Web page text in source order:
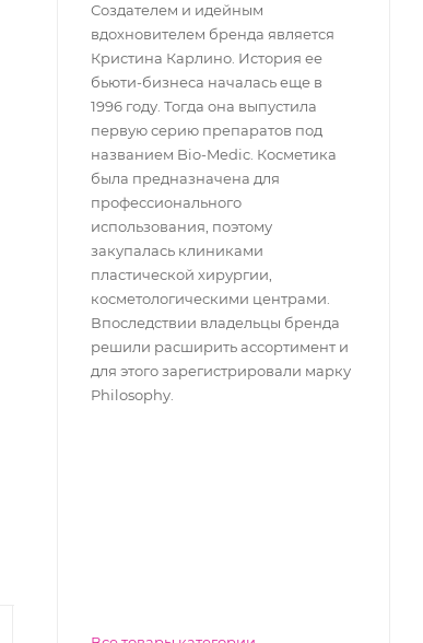
Создателем и идейным
вдохновителем бренда является
Кристина Карлино. История ее
бьюти-бизнеса началась еще в
1996 году. Тогда она выпустила
первую серию препаратов под
названием Bio-Medic. Косметика
была предназначена для
профессионального
использования, поэтому
закупалась клиниками
пластической хирургии,
косметологическими центрами.
Впоследствии владельцы бренда
решили расширить ассортимент и
для этого зарегистрировали марку
Philosophy.